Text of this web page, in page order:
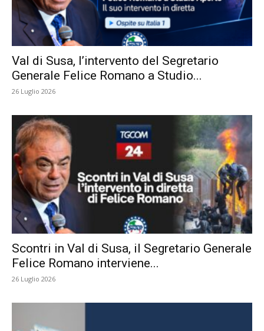
Val di Susa, l’intervento del Segretario
Generale Felice Romano a Studio...
26 Luglio 2026
Scontri in Val di Susa, il Segretario Generale
Felice Romano interviene...
26 Luglio 2026